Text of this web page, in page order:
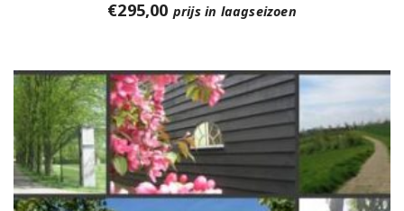
€295,00 prijs in laagseizoen